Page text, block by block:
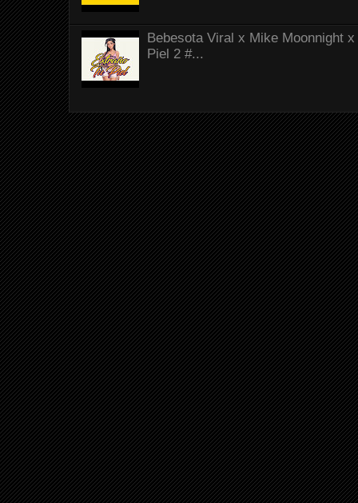
Bebesota Viral x Mike Moonnight
Piel 2 #...